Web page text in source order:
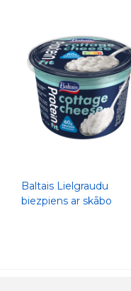
Baltais Lielgraudu
biezpiens ar skābo